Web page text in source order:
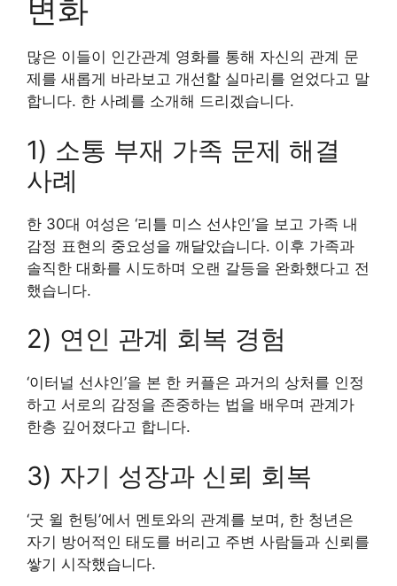
변화
많은 이들이 인간관계 영화를 통해 자신의 관계 문
제를 새롭게 바라보고 개선할 실마리를 얻었다고 말
합니다. 한 사례를 소개해 드리겠습니다.
1) 소통 부재 가족 문제 해결
사례
한 30대 여성은 ‘리틀 미스 선샤인’을 보고 가족 내
감정 표현의 중요성을 깨달았습니다. 이후 가족과
솔직한 대화를 시도하며 오랜 갈등을 완화했다고 전
했습니다.
2) 연인 관계 회복 경험
‘이터널 선샤인’을 본 한 커플은 과거의 상처를 인정
하고 서로의 감정을 존중하는 법을 배우며 관계가
한층 깊어졌다고 합니다.
3) 자기 성장과 신뢰 회복
‘굿 윌 헌팅’에서 멘토와의 관계를 보며, 한 청년은
자기 방어적인 태도를 버리고 주변 사람들과 신뢰를
쌓기 시작했습니다.